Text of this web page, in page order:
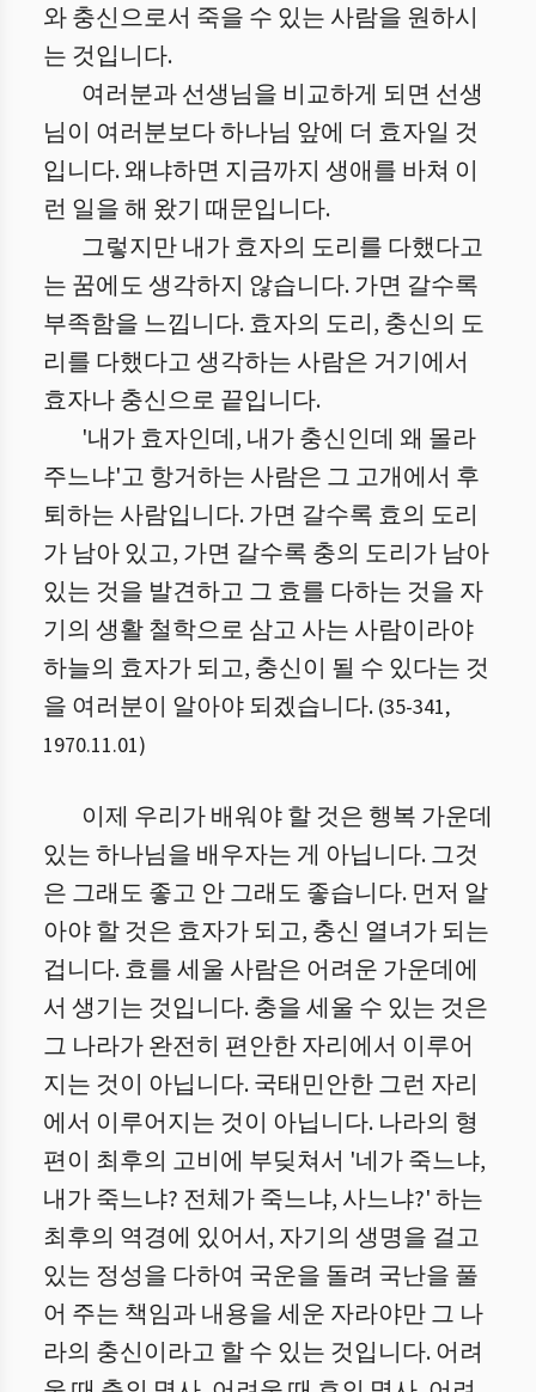
와 충신으로서 죽을 수 있는 사람을 원하시
는 것입니다.
여러분과 선생님을 비교하게 되면 선생
님이 여러분보다 하나님 앞에 더 효자일 것
입니다. 왜냐하면 지금까지 생애를 바쳐 이
런 일을 해 왔기 때문입니다.
그렇지만 내가 효자의 도리를 다했다고
는 꿈에도 생각하지 않습니다. 가면 갈수록
부족함을 느낍니다. 효자의 도리, 충신의 도
리를 다했다고 생각하는 사람은 거기에서
효자나 충신으로 끝입니다.
'내가 효자인데, 내가 충신인데 왜 몰라
주느냐'고 항거하는 사람은 그 고개에서 후
퇴하는 사람입니다. 가면 갈수록 효의 도리
가 남아 있고, 가면 갈수록 충의 도리가 남아
있는 것을 발견하고 그 효를 다하는 것을 자
기의 생활 철학으로 삼고 사는 사람이라야
하늘의 효자가 되고, 충신이 될 수 있다는 것
을 여러분이 알아야 되겠습니다. (35-341,
1970.11.01)
이제 우리가 배워야 할 것은 행복 가운데
있는 하나님을 배우자는 게 아닙니다. 그것
은 그래도 좋고 안 그래도 좋습니다. 먼저 알
아야 할 것은 효자가 되고, 충신 열녀가 되는
겁니다. 효를 세울 사람은 어려운 가운데에
서 생기는 것입니다. 충을 세울 수 있는 것은
그 나라가 완전히 편안한 자리에서 이루어
지는 것이 아닙니다. 국태민안한 그런 자리
에서 이루어지는 것이 아닙니다. 나라의 형
편이 최후의 고비에 부딪쳐서 '네가 죽느냐,
내가 죽느냐? 전체가 죽느냐, 사느냐?' 하는
최후의 역경에 있어서, 자기의 생명을 걸고
있는 정성을 다하여 국운을 돌려 국난을 풀
어 주는 책임과 내용을 세운 자라야만 그 나
라의 충신이라고 할 수 있는 것입니다. 어려